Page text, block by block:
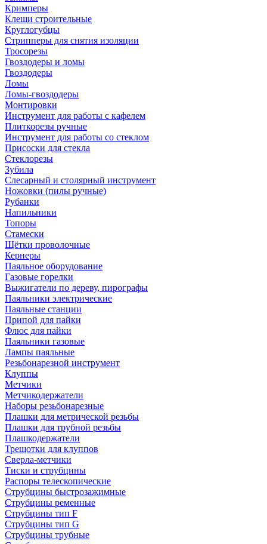
Кримперы
Клещи строительные
Круглогубцы
Стрипперы для снятия изоляции
Тросорезы
Гвоздодеры и ломы
Гвоздодеры
Ломы
Ломы-гвоздодеры
Монтировки
Инструмент для работы с кафелем
Плиткорезы ручные
Инструмент для работы со стеклом
Присоски для стекла
Стеклорезы
Зубила
Слесарный и столярный инструмент
Ножовки (пилы ручные)
Рубанки
Напильники
Топоры
Стамески
Щётки проволочные
Кернеры
Паяльное оборудование
Газовые горелки
Выжигатели по дереву, пирографы
Паяльники электрические
Паяльные станции
Припой для пайки
Флюс для пайки
Паяльники газовые
Лампы паяльные
Резьбонарезной инструмент
Клуппы
Метчики
Метчикодержатели
Наборы резьбонарезные
Плашки для метрической резьбы
Плашки для трубной резьбы
Плашкодержатели
Трещотки для клуппов
Сверла-метчики
Тиски и струбцины
Распоры телескопические
Струбцины быстрозажимные
Струбцины ременные
Струбцины тип F
Струбцины тип G
Струбцины трубные